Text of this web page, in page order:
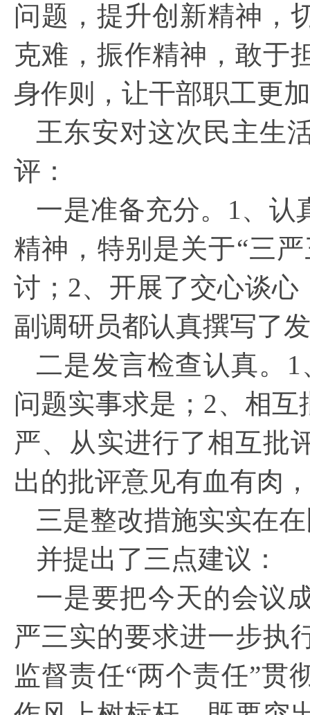
问题，提升创新精神，
克难，振作精神，敢于
身作则，让干部职工更
王东安对这次民主生
评：
一是准备充分。1、认
精神，特别是关于“三
讨；2、开展了交心谈
副调研员都认真撰写了
二是发言检查认真。
问题实事求是；2、相
严、从实进行了相互批
出的批评意见有血有肉
三是整改措施实实在
并提出了三点建议：
一是要把今天的会议
严三实的要求进一步执
监督责任“两个责任”贯